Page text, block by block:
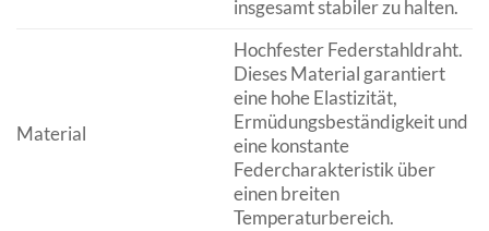
insgesamt stabiler zu halten.
Material
Hochfester Federstahldraht.
Dieses Material garantiert
eine hohe Elastizität,
Ermüdungsbeständigkeit und
eine konstante
Federcharakteristik über
einen breiten
Temperaturbereich.